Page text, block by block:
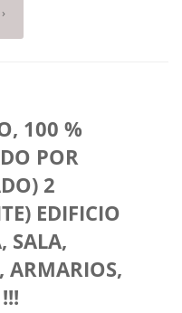
›
100 %
POR
2
EDIFICIO
SALA,
ARMARIOS,